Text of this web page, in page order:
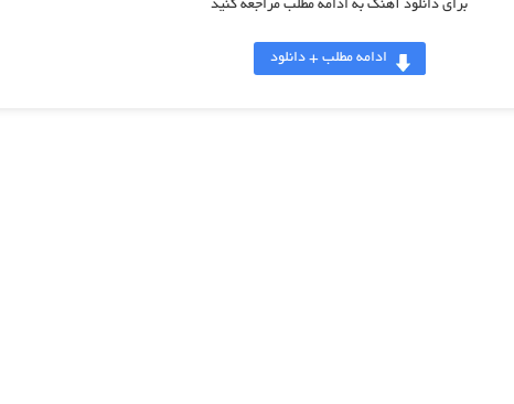
برای دانلود آهنگ به ادامه مطلب مراجعه کنید
ادامه مطلب + دانلود